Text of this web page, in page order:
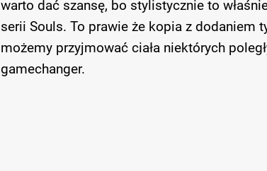
warto dać szansę, bo stylistycznie to
serii Souls. To prawie że kopia z dodaniem
możemy przyjmować ciała niektórych
gamechanger.